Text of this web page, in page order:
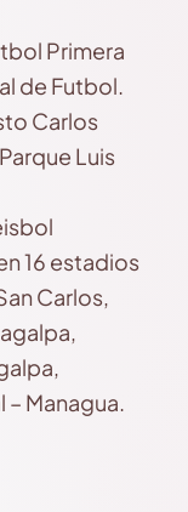
Primera
de Futbol.
Carlos
Luis
16 estadios
Carlos,
Managua.